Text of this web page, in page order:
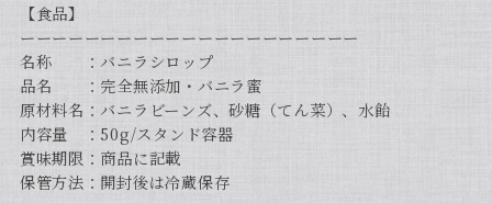
【食品】
ーーーーーーーーーーーーーーーーーーーーー
名称 ：バニラシロップ
品名 ：完全無添加・バニラ蜜
原材料名：バニラビーンズ、砂糖（てん菜）、水飴
内容量 ：50g/スタンド容器
賞味期限：商品に記載
保管方法：開封後は冷蔵保存